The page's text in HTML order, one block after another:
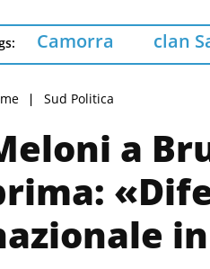
Camorra clan
Sud Politica
a